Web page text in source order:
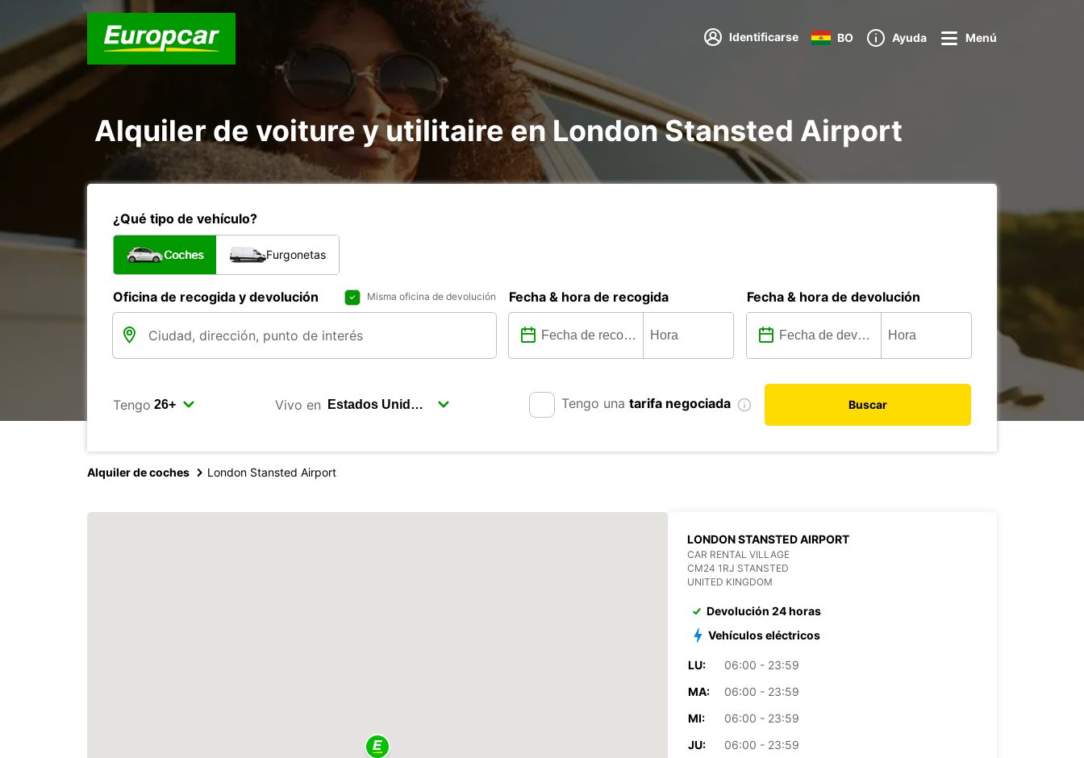
Identificarse BO Ayuda Menú
Alquiler de voiture y utilitaire en London Stansted Airport
¿Qué tipo de vehículo?
Coches Furgonetas
Oficina de recogida y devolución Misma oficina de devolución Fecha & hora de recogida Fecha & hora de devolución
Tengo Vivo en Tengo una tarifa negociada Buscar
Alquiler de coches London Stansted Airport
LONDON STANSTED AIRPORT
CAR RENTAL VILLAGE
CM24 1RJ STANSTED
UNITED KINGDOM
Devolución 24 horas
Vehículos eléctricos
LU:
06:00 - 23:59
MA:
06:00 - 23:59
MI:
06:00 - 23:59
JU:
06:00 - 23:59